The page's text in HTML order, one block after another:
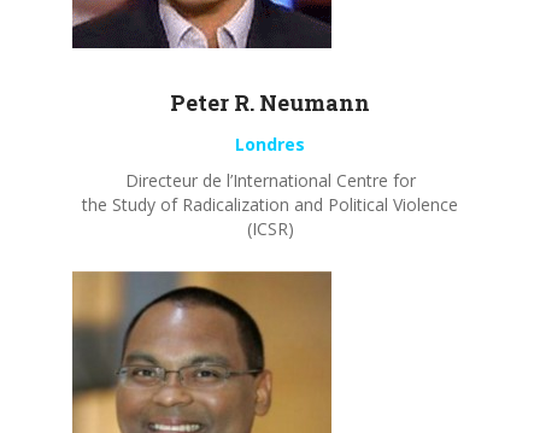
Peter R. Neumann
Londres
Directeur de l’International Centre for
the Study of Radicalization and Political Violence
(ICSR)